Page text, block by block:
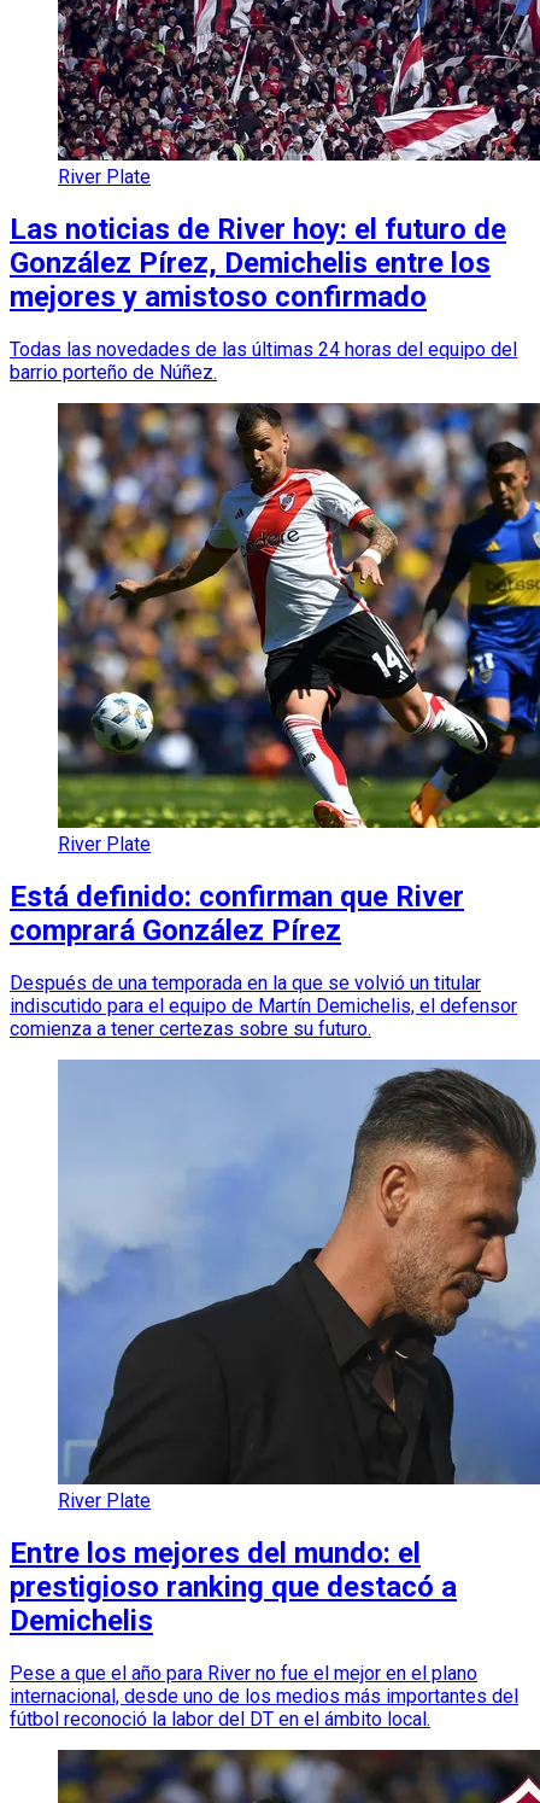
River Plate
Las noticias de River hoy: el futuro de
González Pírez, Demichelis entre los
mejores y amistoso confirmado
Todas las novedades de las últimas 24 horas del equipo del
barrio porteño de Núñez.
River Plate
Está definido: confirman que River
comprará González Pírez
Después de una temporada en la que se volvió un titular
indiscutido para el equipo de Martín Demichelis, el defensor
comienza a tener certezas sobre su futuro.
River Plate
Entre los mejores del mundo: el
prestigioso ranking que destacó a
Demichelis
Pese a que el año para River no fue el mejor en el plano
internacional, desde uno de los medios más importantes del
fútbol reconoció la labor del DT en el ámbito local.